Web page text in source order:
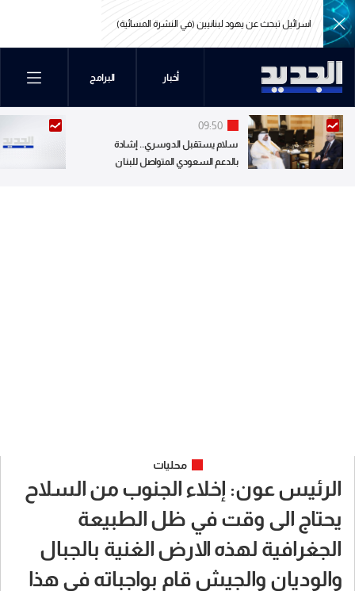
اسرائيل تبحث عن يهود لبنانيين (في النشرة المسائية)
اسرائيل تبحث عن يهود لبنانيين (في النشرة المسائية)
أخبار البرامج
09:50
سلام يستقبل الدوسري.. إشادة
بالدعم السعودي المتواصل للبنان
محليات
الرئيس عون: إخلاء الجنوب من السلاح
يحتاج الى وقت في ظل الطبيعة
الجغرافية لهذه الارض الغنية بالجبال
والوديان والجيش قام بواجباته في هذا